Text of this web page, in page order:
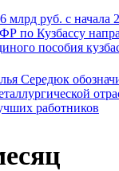
млрд руб. с начала
по Кузбассу
пособия
Середюк
работников